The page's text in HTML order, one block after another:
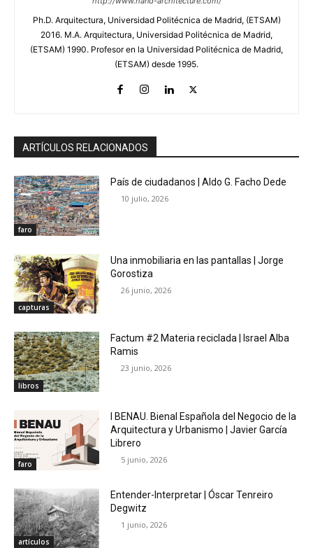
Ph.D. Arquitectura, Universidad Politécnica de Madrid, (ETSAM)
2016. M.A. Arquitectura, Universidad Politécnica de Madrid,
(ETSAM) 1990. Profesor en la Universidad Politécnica de Madrid,
(ETSAM) desde 1995.
ARTÍCULOS RELACIONADOS
faro
País de ciudadanos | Aldo G. Facho Dede
10 julio, 2026
capturas
Una inmobiliaria en las pantallas | Jorge
Gorostiza
26 junio, 2026
libros
Factum #2 Materia reciclada | Israel Alba
Ramis
23 junio, 2026
faro
I BENAU. Bienal Española del Negocio de la
Arquitectura y Urbanismo | Javier García
Librero
5 junio, 2026
artículos
Entender-Interpretar | Óscar Tenreiro
Degwitz
1 junio, 2026